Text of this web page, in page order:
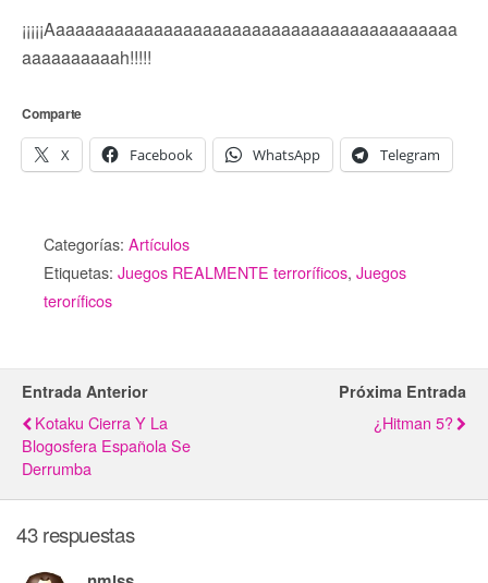
¡¡¡¡¡Aaaaaaaaaaaaaaaaaaaaaaaaaaaaaaaaaaaaaaaaaa
aaaaaaaaaah!!!!!
Comparte
X Facebook WhatsApp Telegram
Categorías: Artículos
Etiquetas: Juegos REALMENTE terroríficos, Juegos
teroríficos
Entrada Anterior
Kotaku Cierra Y La
Blogosfera Española Se
Derrumba
Próxima Entrada
¿Hitman 5?
43 respuestas